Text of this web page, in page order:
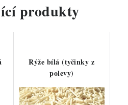
produkty
Rýže bílá (tyčinky z
polevy)